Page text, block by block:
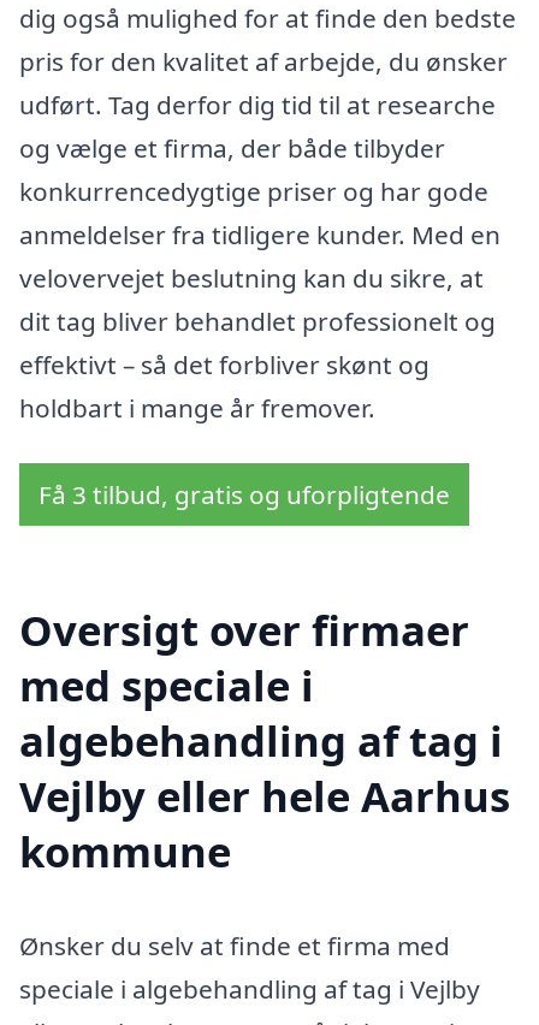
dig også mulighed for at finde den bedste
pris for den kvalitet af arbejde, du ønsker
udført. Tag derfor dig tid til at researche
og vælge et firma, der både tilbyder
konkurrencedygtige priser og har gode
anmeldelser fra tidligere kunder. Med en
velovervejet beslutning kan du sikre, at
dit tag bliver behandlet professionelt og
effektivt – så det forbliver skønt og
holdbart i mange år fremover.
Få 3 tilbud, gratis og uforpligtende
Oversigt over firmaer
med speciale i
algebehandling af tag i
Vejlby eller hele Aarhus
kommune
Ønsker du selv at finde et firma med
speciale i algebehandling af tag i Vejlby